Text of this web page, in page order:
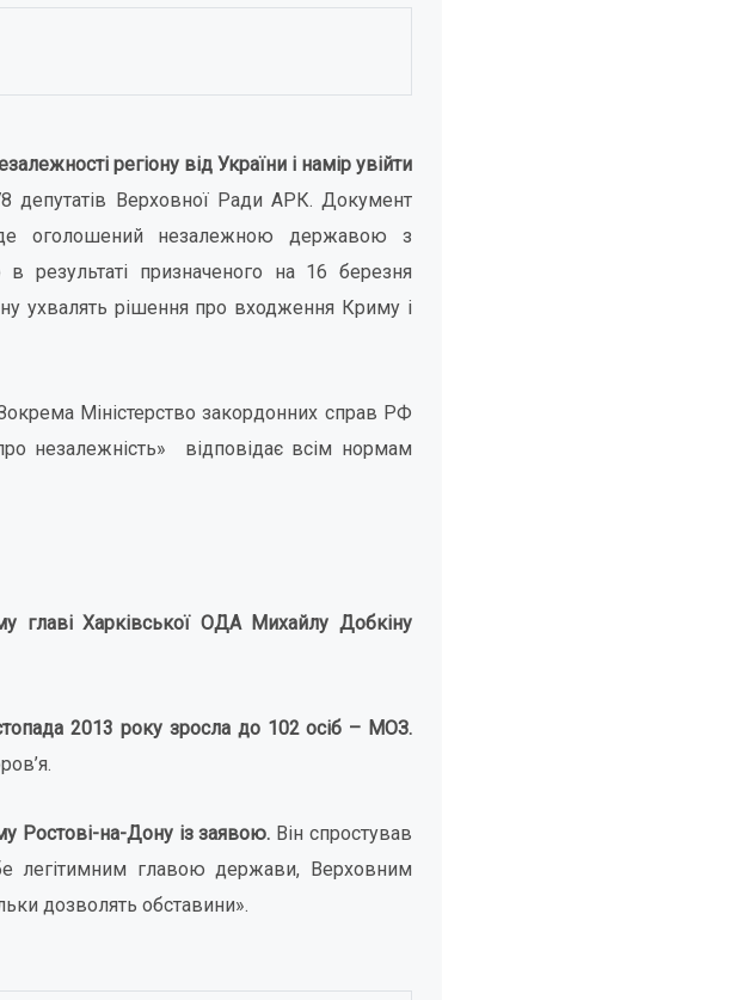
регіону від України і намір увійти
депутатів Верховної Ради АРК. Документ
оголошений незалежною державою з
результаті призначеного на 16 березня
ухвалять рішення про входження Криму і
Міністерство закордонних справ РФ
незалежність» відповідає всім нормам
главі Харківської ОДА Михайлу Добкіну
2013 року зросла до 102 осіб – МОЗ.
Ростові-на-Дону із заявою. Він спростував
легітимним главою держави, Верховним
дозволять обставини».